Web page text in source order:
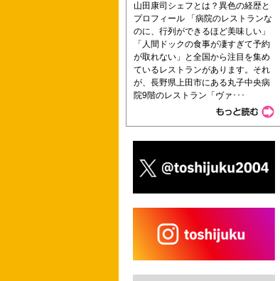
山田康司シェフとは？異色の経歴と
プロフィール 「病院のレストランな
のに、行列ができるほど美味しい」
「人間ドックの食事が凄すぎて予約
が取れない」と全国から注目を集め
ているレストランがあります。それ
が、長野県上田市にある丸子中央病
院9階のレストラン「ヴァ･･･